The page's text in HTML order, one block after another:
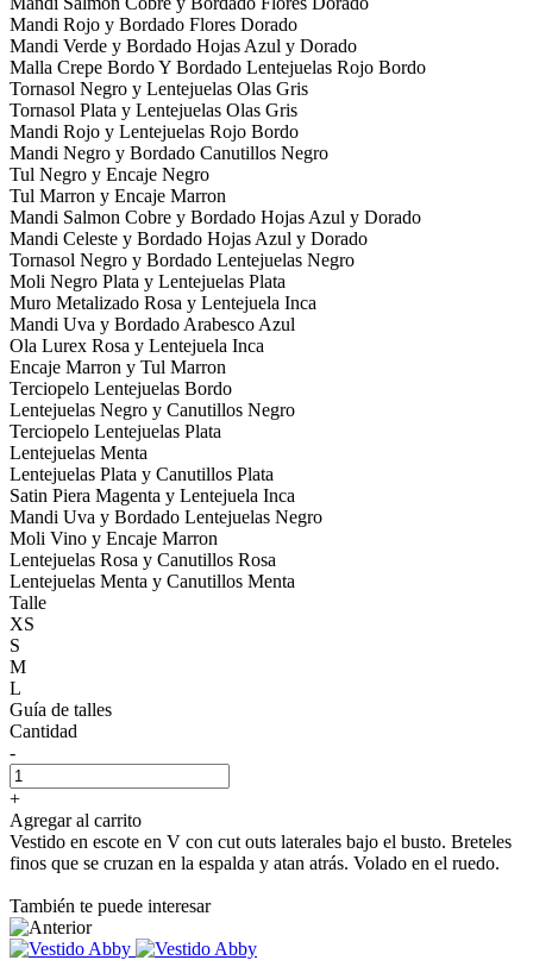
Mandi Rojo y Bordado Flores Dorado
Mandi Verde y Bordado Hojas Azul y Dorado
Malla Crepe Bordo Y Bordado Lentejuelas Rojo Bordo
Tornasol Negro y Lentejuelas Olas Gris
Tornasol Plata y Lentejuelas Olas Gris
Mandi Rojo y Lentejuelas Rojo Bordo
Mandi Negro y Bordado Canutillos Negro
Tul Negro y Encaje Negro
Tul Marron y Encaje Marron
Mandi Salmon Cobre y Bordado Hojas Azul y Dorado
Mandi Celeste y Bordado Hojas Azul y Dorado
Tornasol Negro y Bordado Lentejuelas Negro
Moli Negro Plata y Lentejuelas Plata
Muro Metalizado Rosa y Lentejuela Inca
Mandi Uva y Bordado Arabesco Azul
Ola Lurex Rosa y Lentejuela Inca
Encaje Marron y Tul Marron
Terciopelo Lentejuelas Bordo
Lentejuelas Negro y Canutillos Negro
Terciopelo Lentejuelas Plata
Lentejuelas Menta
Lentejuelas Plata y Canutillos Plata
Satin Piera Magenta y Lentejuela Inca
Mandi Uva y Bordado Lentejuelas Negro
Moli Vino y Encaje Marron
Lentejuelas Rosa y Canutillos Rosa
Lentejuelas Menta y Canutillos Menta
Talle
XS
S
M
L
Guía de talles
Cantidad
-
+
Agregar al carrito
Vestido en escote en V con cut outs laterales bajo el busto. Breteles
finos que se cruzan en la espalda y atan atrás. Volado en el ruedo.
También te puede interesar